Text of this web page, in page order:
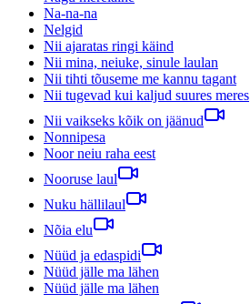
Na-na-na
Nelgid
Nii ajaratas ringi käind
Nii mina, neiuke, sinule laulan
Nii tihti tõuseme me kannu tagant
Nii tugevad kui kaljud suures meres
Nii vaikseks kõik on jäänud
Nonnipesa
Noor neiu raha eest
Nooruse laul
Nuku hällilaul
Nõia elu
Nüüd ja edaspidi
Nüüd jälle ma lähen
Nüüd jälle ma lähen